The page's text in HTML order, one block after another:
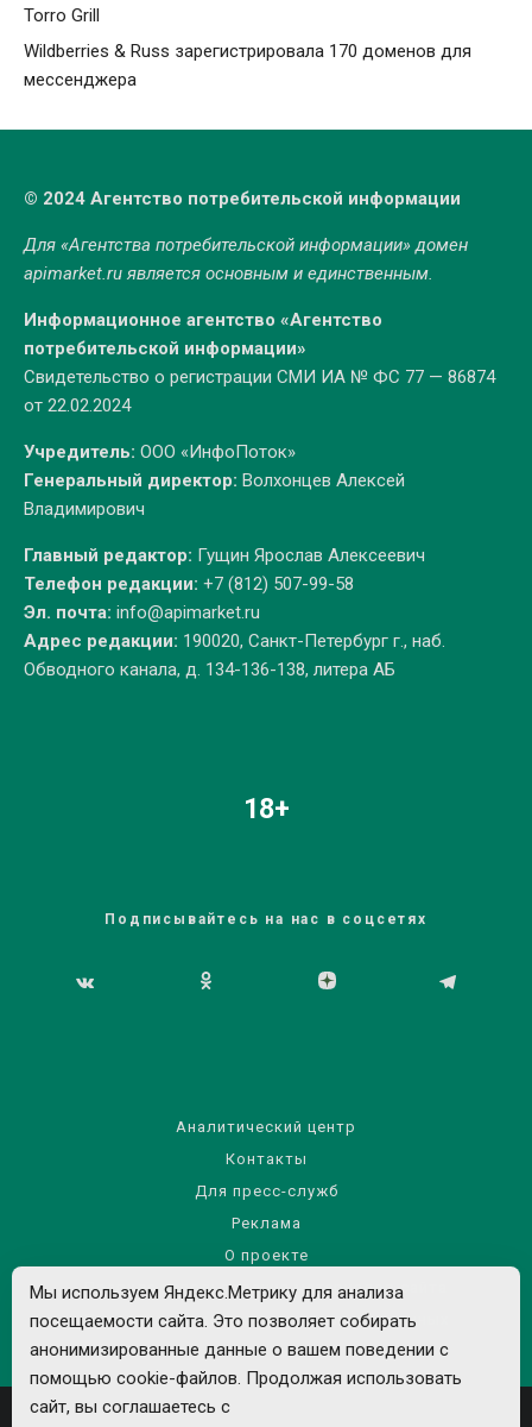
Torro Grill
Wildberries & Russ зарегистрировала 170 доменов для
мессенджера
© 2024 Агентство потребительской информации
Для «Агентства потребительской информации» домен
apimarket.ruявляется основным и единственным.
Информационное агентство «Агентство
потребительской информации»
Свидетельство о регистрации СМИ ИА № ФС 77 — 86874
от 22.02.2024
Учредитель: ООО «ИнфоПоток»
Генеральный директор: Волхонцев Алексей
Владимирович
Главный редактор: Гущин Ярослав Алексеевич
Телефон редакции: +7 (812) 507-99-58
Эл. почта: info@apimarket.ru
Адрес редакции: 190020, Санкт-Петербург г., наб.
Обводного канала, д. 134-136-138, литера АБ
18+
Подписывайтесь на нас в соцсетях
Аналитический центр
Контакты
Для пресс-служб
Реклама
О проекте
Правила использования материалов сайта
Политика обработки персональных данных
Мы используем Яндекс.Метрику для анализа
посещаемости сайта. Это позволяет собирать
анонимизированные данные о вашем поведении с
помощью cookie-файлов. Продолжая использовать
сайт, вы соглашаетесь с